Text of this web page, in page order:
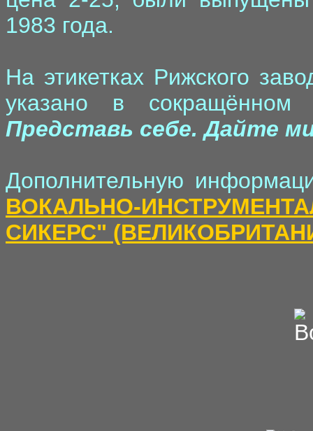
1983 года.
На этикетках Рижского
указано в
Представь себе. Дайте
Дополнительную
ВОКАЛЬНО-
СИКЕРС"